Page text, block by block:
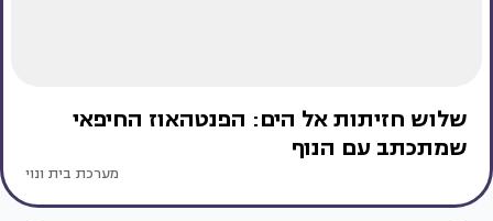
שלוש חזיתות אל הים: הפנטהאוז החיפאי
שמתכתב עם הנוף
מערכת בית ונוי